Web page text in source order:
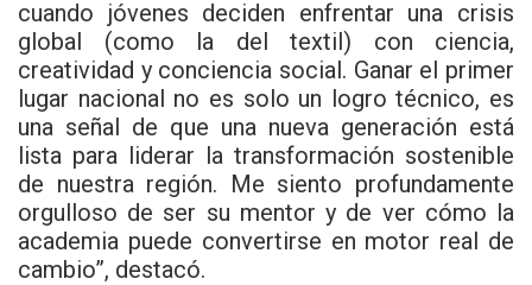
cuando jóvenes deciden enfrentar una crisis
global (como la del textil) con ciencia,
creatividad y conciencia social. Ganar el primer
lugar nacional no es solo un logro técnico, es
una señal de que una nueva generación está
lista para liderar la transformación sostenible
de nuestra región. Me siento profundamente
orgulloso de ser su mentor y de ver cómo la
academia puede convertirse en motor real de
cambio”, destacó.